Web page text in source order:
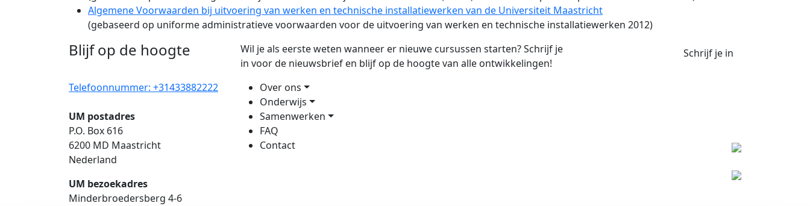
Algemene Voorwaarden bij uitvoering van werken en technische installatiewerken van de Universiteit Maastricht
(gebaseerd op uniforme administratieve voorwaarden voor de uitvoering van werken en technische installatiewerken 2012)
Blijf op de hoogte
Wil je als eerste weten wanneer er nieuwe cursussen starten? Schrijf je
in voor de nieuwsbrief en blijf op de hoogte van alle ontwikkelingen!
Schrijf je in
Telefoonnummer: +31433882222
UM postadres
P.O. Box 616
6200 MD Maastricht
Nederland
UM bezoekadres
Minderbroedersberg 4-6
Over ons
Onderwijs
Samenwerken
FAQ
Contact